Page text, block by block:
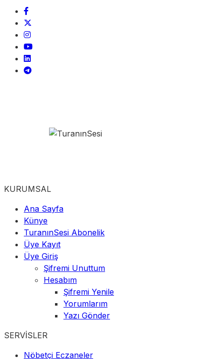
KURUMSAL
Ana Sayfa
Künye
TuranınSesi Abonelik
Üye Kayıt
Üye Giriş
Şifremi Unuttum
Hesabım
Şifremi Yenile
Yorumlarım
Yazı Gönder
SERVİSLER
Nöbetçi Eczaneler